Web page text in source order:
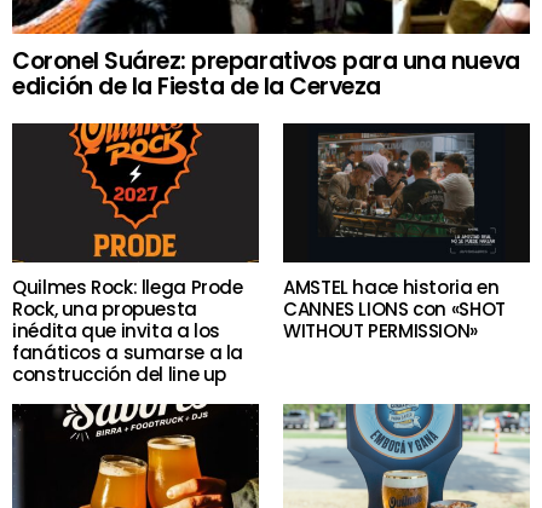
Coronel Suárez: preparativos para una nueva
edición de la Fiesta de la Cerveza
Quilmes Rock: llega Prode
Rock, una propuesta
inédita que invita a los
fanáticos a sumarse a la
construcción del line up
AMSTEL hace historia en
CANNES LIONS con «SHOT
WITHOUT PERMISSION»